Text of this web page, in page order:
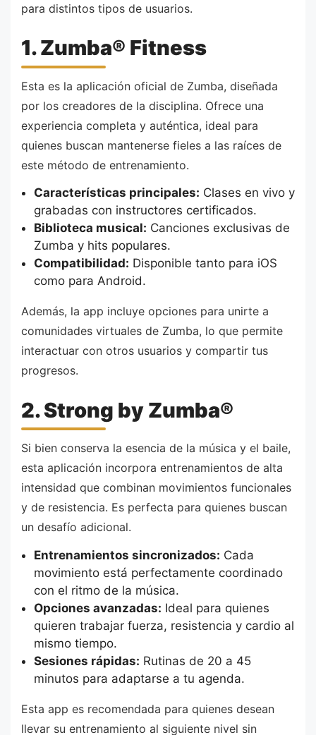
para distintos tipos de usuarios.
1. Zumba® Fitness
Esta es la aplicación oficial de Zumba, diseñada
por los creadores de la disciplina. Ofrece una
experiencia completa y auténtica, ideal para
quienes buscan mantenerse fieles a las raíces de
este método de entrenamiento.
Características principales: Clases en vivo y
grabadas con instructores certificados.
Biblioteca musical: Canciones exclusivas de
Zumba y hits populares.
Compatibilidad: Disponible tanto para iOS
como para Android.
Además, la app incluye opciones para unirte a
comunidades virtuales de Zumba, lo que permite
interactuar con otros usuarios y compartir tus
progresos.
2. Strong by Zumba®
Si bien conserva la esencia de la música y el baile,
esta aplicación incorpora entrenamientos de alta
intensidad que combinan movimientos funcionales
y de resistencia. Es perfecta para quienes buscan
un desafío adicional.
Entrenamientos sincronizados: Cada
movimiento está perfectamente coordinado
con el ritmo de la música.
Opciones avanzadas: Ideal para quienes
quieren trabajar fuerza, resistencia y cardio al
mismo tiempo.
Sesiones rápidas: Rutinas de 20 a 45
minutos para adaptarse a tu agenda.
Esta app es recomendada para quienes desean
llevar su entrenamiento al siguiente nivel sin